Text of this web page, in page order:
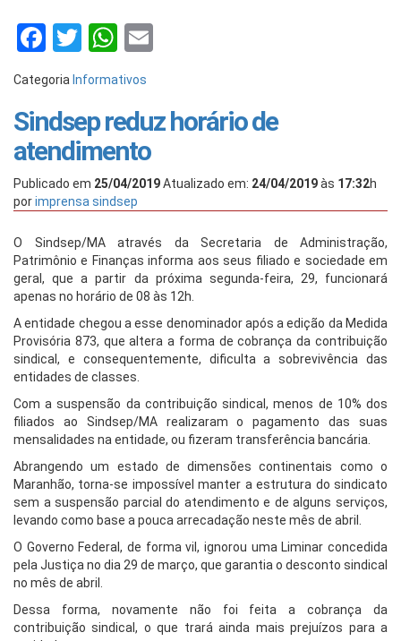
Facebook
TwitterWhatsApp
Categoria Informativos
Sindsep reduz horário de
atendimento
Publicado em 25/04/2019Atualizado em: 24/04/2019às 17:32h
porimprensa sindsep
O Sindsep/MA através da Secretaria de Administração,
Patrimônio e Finanças informa aos seus filiado e sociedade em
geral, que a partir da próxima segunda-feira, 29, funcionará
apenas no horário de 08 às 12h.
A entidade chegou a esse denominador após a edição da Medida
Provisória 873, que altera a forma de cobrança da contribuição
sindical, e consequentemente, dificulta a sobrevivência das
entidades de classes.
Com a suspensão da contribuição sindical, menos de 10% dos
filiados ao Sindsep/MA realizaram o pagamento das suas
mensalidades na entidade, ou fizeram transferência bancária.
Abrangendo um estado de dimensões continentais como o
Maranhão, torna-se impossível manter a estrutura do sindicato
sem a suspensão parcial do atendimento e de alguns serviços,
levando como base a pouca arrecadação neste mês de abril.
O Governo Federal, de forma vil, ignorou uma Liminar concedida
pela Justiça no dia 29 de março, que garantia o desconto sindical
no mês de abril.
Dessa forma, novamente não foi feita a cobrança da
contribuição sindical, o que trará ainda mais prejuízos para a